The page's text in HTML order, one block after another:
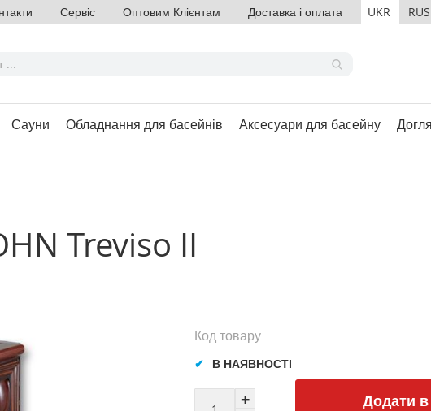
Сервіс Оптовим Клієнтам Доставка і оплата UKR RUS
Сауни Обладнання для басейнів Аксесуари для басейну
Treviso II
Додати
В НАЯВНОСТІ
Код товару